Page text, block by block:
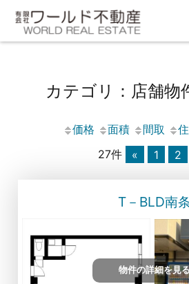
カテゴリ：店舗物
価格 面積 間取
27件
« 1 2
T－BLD南
物件の詳細を見